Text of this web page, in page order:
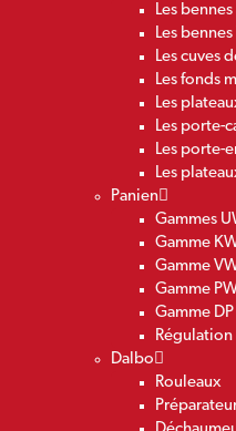
Les
Les bennes
Les cuves
Les fonds
Les
Les porte-
Les porte-
Les
Panien
Gammes
Gamme
Gamme
Gamme
Gamme DP
Régulation
Dalbo
Rouleaux